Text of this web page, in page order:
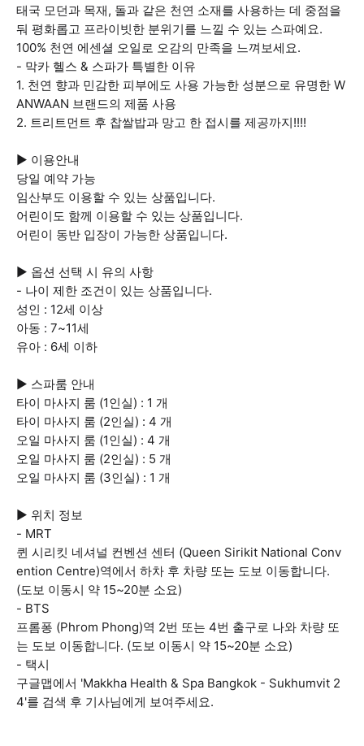
태국 모던과 목재, 돌과 같은 천연 소재를 사용하는 데 중점을
둬 평화롭고 프라이빗한 분위기를 느낄 수 있는 스파예요.
100% 천연 에센셜 오일로 오감의 만족을 느껴보세요.
- 막카 헬스 & 스파가 특별한 이유
1. 천연 향과 민감한 피부에도 사용 가능한 성분으로 유명한 W
ANWAAN 브랜드의 제품 사용
2. 트리트먼트 후 찹쌀밥과 망고 한 접시를 제공까지!!!!
▶ 이용안내
당일 예약 가능
임산부도 이용할 수 있는 상품입니다.
어린이도 함께 이용할 수 있는 상품입니다.
어린이 동반 입장이 가능한 상품입니다.
▶ 옵션 선택 시 유의 사항
- 나이 제한 조건이 있는 상품입니다.
성인 : 12세 이상
아동 : 7~11세
유아 : 6세 이하
▶ 스파룸 안내
타이 마사지 룸 (1인실) : 1 개
타이 마사지 룸 (2인실) : 4 개
오일 마사지 룸 (1인실) : 4 개
오일 마사지 룸 (2인실) : 5 개
오일 마사지 룸 (3인실) : 1 개
▶ 위치 정보
- MRT
퀸 시리킷 네셔널 컨벤션 센터 (Queen Sirikit National Conv
ention Centre)역에서 하차 후 차량 또는 도보 이동합니다.
(도보 이동시 약 15~20분 소요)
- BTS
프롬퐁 (Phrom Phong)역 2번 또는 4번 출구로 나와 차량 또
는 도보 이동합니다. (도보 이동시 약 15~20분 소요)
- 택시
구글맵에서 'Makkha Health & Spa Bangkok - Sukhumvit 2
4'를 검색 후 기사님에게 보여주세요.